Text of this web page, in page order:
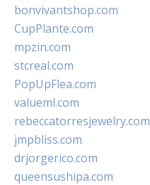
bonvivantshop.com
CupPlante.com
mpzin.com
stcreal.com
PopUpFlea.com
valueml.com
rebeccatorresjewelry.com
jmpbliss.com
drjorgerico.com
queensushipa.com